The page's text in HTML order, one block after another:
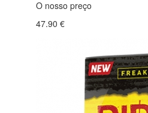
O nosso preço
47.90 €